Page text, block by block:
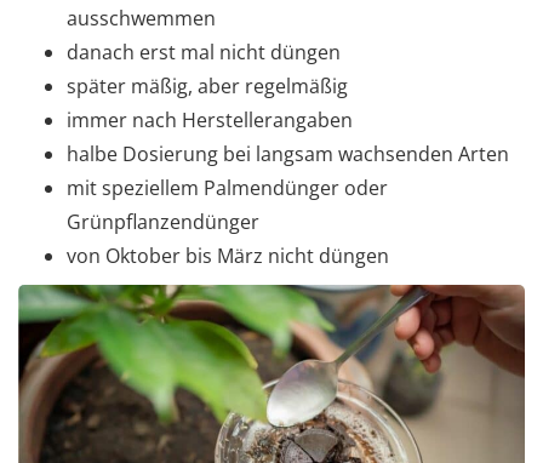
ausschwemmen
danach erst mal nicht düngen
später mäßig, aber regelmäßig
immer nach Herstellerangaben
halbe Dosierung bei langsam wachsenden Arten
mit speziellem Palmendünger oder
Grünpflanzendünger
von Oktober bis März nicht düngen